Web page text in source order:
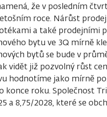
že v posledním
roce. Nárůst
a také prodejními
bytu ve 3Q mírně
bytů se bude v
vidět již pozvolný růst
hodnotíme jako mírně
roku. Společnost
a 8,75/2028, které se